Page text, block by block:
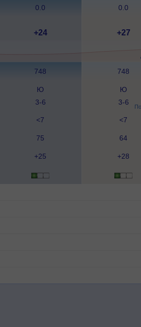
0.0 0.0
+24 +27
748 748
Ю
3-6
Ю
3-6
<7 <7
75 64
+25 +28